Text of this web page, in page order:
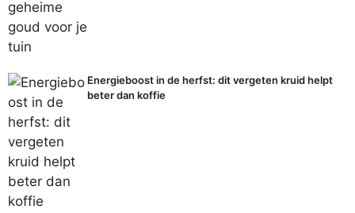
Energieboost in de herfst: dit vergeten kruid helpt
beter dan koffie